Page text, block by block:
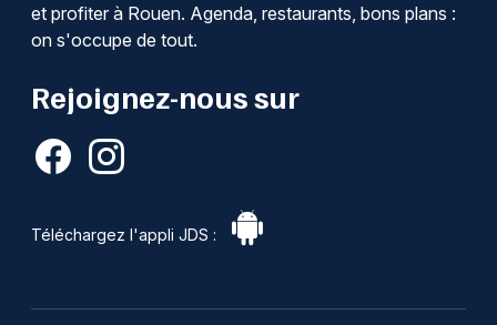
et profiter à Rouen. Agenda, restaurants, bons plans :
on s'occupe de tout.
Rejoignez-nous sur
Téléchargez l'appli JDS :